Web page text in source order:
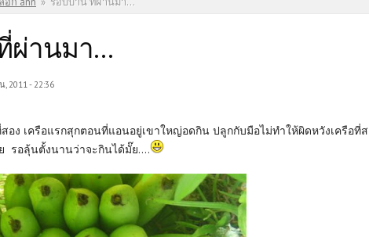
ผ่านมา...
, 2011 - 22:36
อง เครือแรกสุกตอนที่แอนอยู่เขาใหญ่อดกิน ปลูกกับมือไม่ทำให้ผิดหวังเครือที่ส
รอลุ้นตั้งนานว่าจะกินได้มั๊ย....